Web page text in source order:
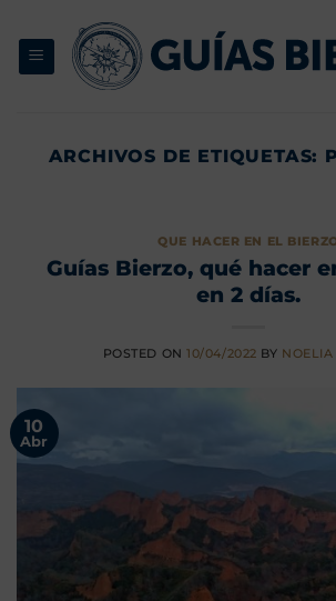
contenido
ARCHIVOS DE ETIQUETAS:
QUE HACER EN EL
Guías Bierzo, qué hacer
en 2 días.
POSTED ON10/04/2022 BY NOELIA
10
Abr